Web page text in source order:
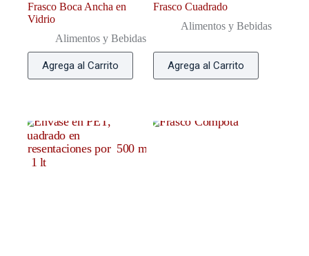
Frasco Boca Ancha en
Vidrio
Alimentos y Bebidas
Agrega al Carrito
Frasco Cuadrado
Alimentos y Bebidas
Agrega al Carrito